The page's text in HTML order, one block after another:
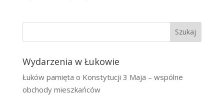
Szukaj
Wydarzenia w Łukowie
Łuków pamięta o Konstytucji 3 Maja – wspólne
obchody mieszkańców